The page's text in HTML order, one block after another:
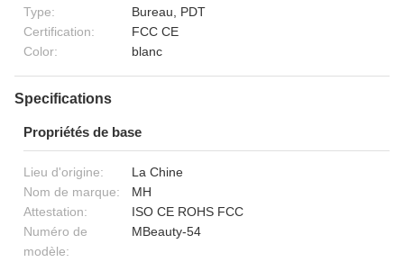
Type:
Bureau, PDT
Certification:
FCC CE
Color:
blanc
Specifications
Propriétés de base
Lieu d'origine:
La Chine
Nom de marque:
MH
Attestation:
ISO CE ROHS FCC
Numéro de
modèle:
MBeauty-54